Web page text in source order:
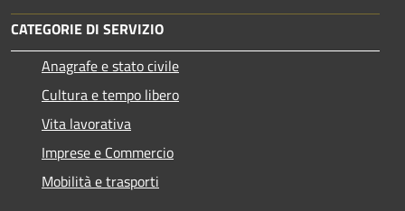
CATEGORIE DI SERVIZIO
Anagrafe e stato civile
Cultura e tempo libero
Vita lavorativa
Imprese e Commercio
Mobilità e trasporti